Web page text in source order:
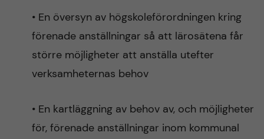
• En översyn av högskoleförordningen kring
förenade anställningar så att lärosätena får
större möjligheter att anställa utefter
verksamheternas behov
• En kartläggning av behov av, och möjligheter
för, förenade anställningar inom kommunal